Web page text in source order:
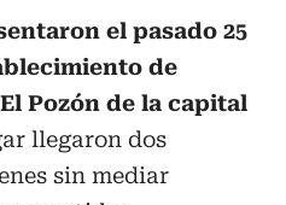
el pasado 25
de
Pozón de la capital
llegaron dos
sin mediar